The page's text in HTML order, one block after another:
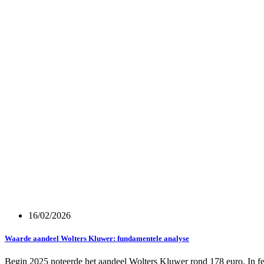
16/02/2026
Waarde aandeel Wolters Kluwer: fundamentele analyse
Begin 2025 noteerde het aandeel Wolters Kluwer rond 178 euro. In